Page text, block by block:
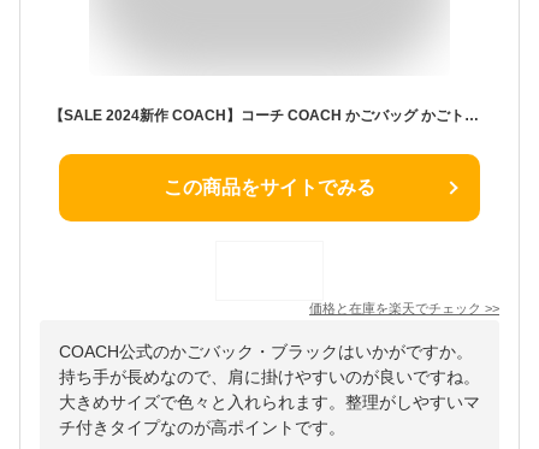
【SALE 2024新作 COACH】コーチ COACH かごバッグ かごトート トートバッグ ショルダーバッグ 大きめ カーゴ トート レディース COACH ミディアム ストロー トート ブラック 正規品 日本未入荷
この商品をサイトでみる
価格と在庫を楽天でチェック >>
COACH公式のかごバック・ブラックはいかがですか。
持ち手が長めなので、肩に掛けやすいのが良いですね。
大きめサイズで色々と入れられます。整理がしやすいマ
チ付きタイプなのが高ポイントです。